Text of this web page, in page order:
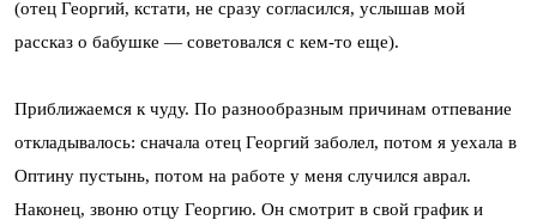
(отец Георгий, кстати, не сразу согласился, услышав мой
рассказ о бабушке — советовался с кем-то еще).
Приближаемся к чуду. По разнообразным причинам отпевание
откладывалось: сначала отец Георгий заболел, потом я уехала в
Оптину пустынь, потом на работе у меня случился аврал.
Наконец, звоню отцу Георгию. Он смотрит в свой график и